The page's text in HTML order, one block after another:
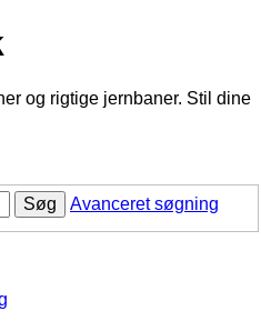
og rigtige jernbaner. Stil dine
Søg Avanceret søgning